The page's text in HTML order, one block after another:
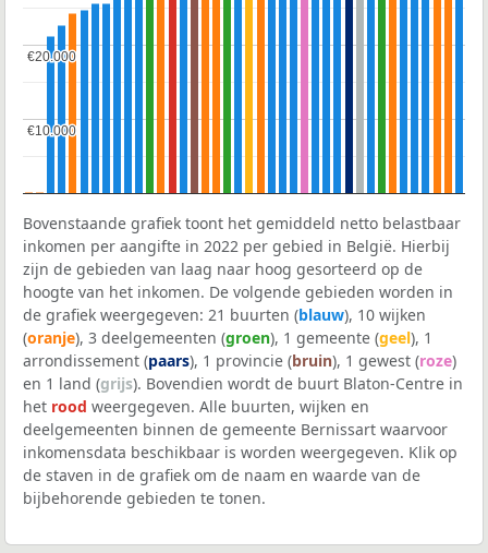
€10.000
€10.000
€20.000
€20.000
Bovenstaande grafiek toont het gemiddeld netto belastbaar
inkomen per aangifte in 2022 per gebied in België. Hierbij
zijn de gebieden van laag naar hoog gesorteerd op de
hoogte van het inkomen. De volgende gebieden worden in
de grafiek weergegeven: 21 buurten (blauw), 10 wijken
(oranje), 3 deelgemeenten (groen), 1 gemeente (geel), 1
arrondissement (paars), 1 provincie (bruin), 1 gewest (roze)
en 1 land (grijs). Bovendien wordt de buurt Blaton-Centre in
het rood weergegeven. Alle buurten, wijken en
deelgemeenten binnen de gemeente Bernissart waarvoor
inkomensdata beschikbaar is worden weergegeven. Klik op
de staven in de grafiek om de naam en waarde van de
bijbehorende gebieden te tonen.